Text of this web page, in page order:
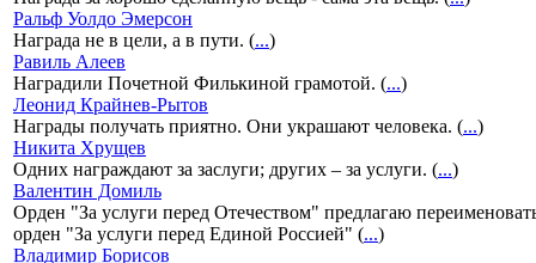
Ральф Уолдо Эмерсон
Награда не в цели, а в пути. (...)
Равиль Алеев
Наградили Почетной Филькиной грамотой. (...)
Леонид Крайнев-Рытов
Награды получать приятно. Они украшают человека. (...)
Никита Хрущев
Одних награждают за заслуги; других – за услуги. (...)
Валентин Домиль
Орден "За услуги перед Отечеством" предлагаю
орден "За услуги перед Единой Россией" (...)
Владимир Борисов